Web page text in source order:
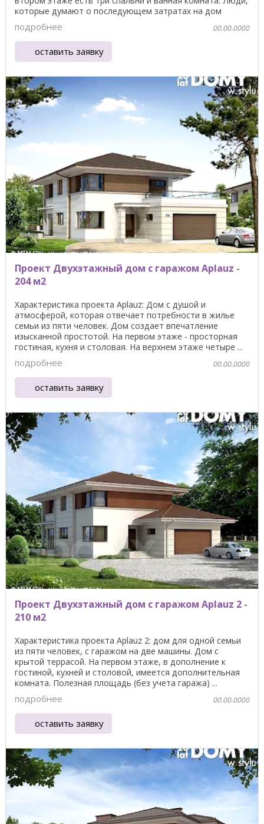
которые думают о последующем затратах на дом
должны ...
подробнее 00.00.0000
оставить заявку
Проект Двухэтажный дом с гаражом Aplauz -
204 м2
Характеристика проекта Aplauz: Дом с душой и
атмосферой, которая отвечает потребности в жилье
семьи из пяти человек. Дом создает впечатление
изысканной простотой. На первом этаже - просторная
гостиная, кухня и столовая. На верхнем этаже четыре ...
подробнее 00.00.0000
оставить заявку
Проект Двухэтажный дом с гаражом Aplauz 2 -
210 м2
Характеристика проекта Aplauz 2: дом для одной семьи
из пяти человек, с гаражом на две машины. Дом с
крытой террасой. На первом этаже, в дополнение к
гостиной, кухней и столовой, имеется дополнительная
комната. Полезная площадь (без учета гаража) ...
подробнее 00.00.0000
оставить заявку